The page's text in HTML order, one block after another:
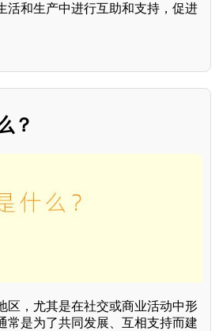
活和生产中进行互助和支持，促进
？
区，尤其是在社交或商业活动中形
常是为了共同发展、互相支持而建